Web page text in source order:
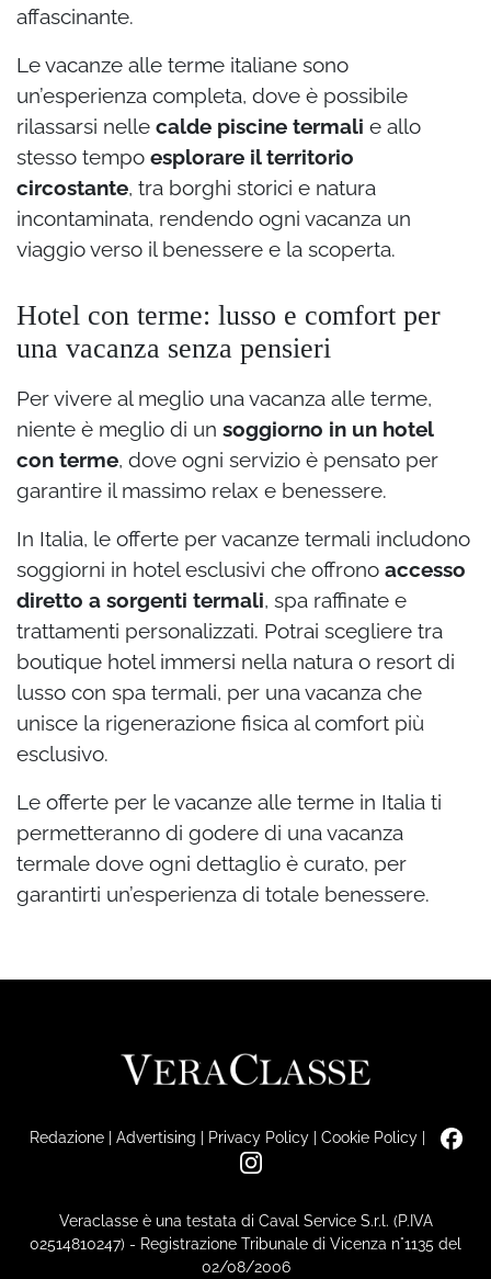
affascinante.
Le vacanze alle terme italiane sono
un’esperienza completa, dove è possibile
rilassarsi nelle calde piscine termali e allo
stesso tempo esplorare il territorio
circostante, tra borghi storici e natura
incontaminata, rendendo ogni vacanza un
viaggio verso il benessere e la scoperta.
Hotel con terme: lusso e comfort per
una vacanza senza pensieri
Per vivere al meglio una vacanza alle terme,
niente è meglio di un soggiorno in un hotel
con terme, dove ogni servizio è pensato per
garantire il massimo relax e benessere.
In Italia, le offerte per vacanze termali includono
soggiorni in hotel esclusivi che offrono accesso
diretto a sorgenti termali, spa raffinate e
trattamenti personalizzati. Potrai scegliere tra
boutique hotel immersi nella natura o resort di
lusso con spa termali, per una vacanza che
unisce la rigenerazione fisica al comfort più
esclusivo.
Le offerte per le vacanze alle terme in Italia ti
permetteranno di godere di una vacanza
termale dove ogni dettaglio è curato, per
garantirti un’esperienza di totale benessere.
Redazione| Advertising | Privacy Policy| Cookie Policy|
Veraclasse è una testata di Caval Service S.r.l. (P.IVA
02514810247) - Registrazione Tribunale di Vicenza n°1135 del
02/08/2006